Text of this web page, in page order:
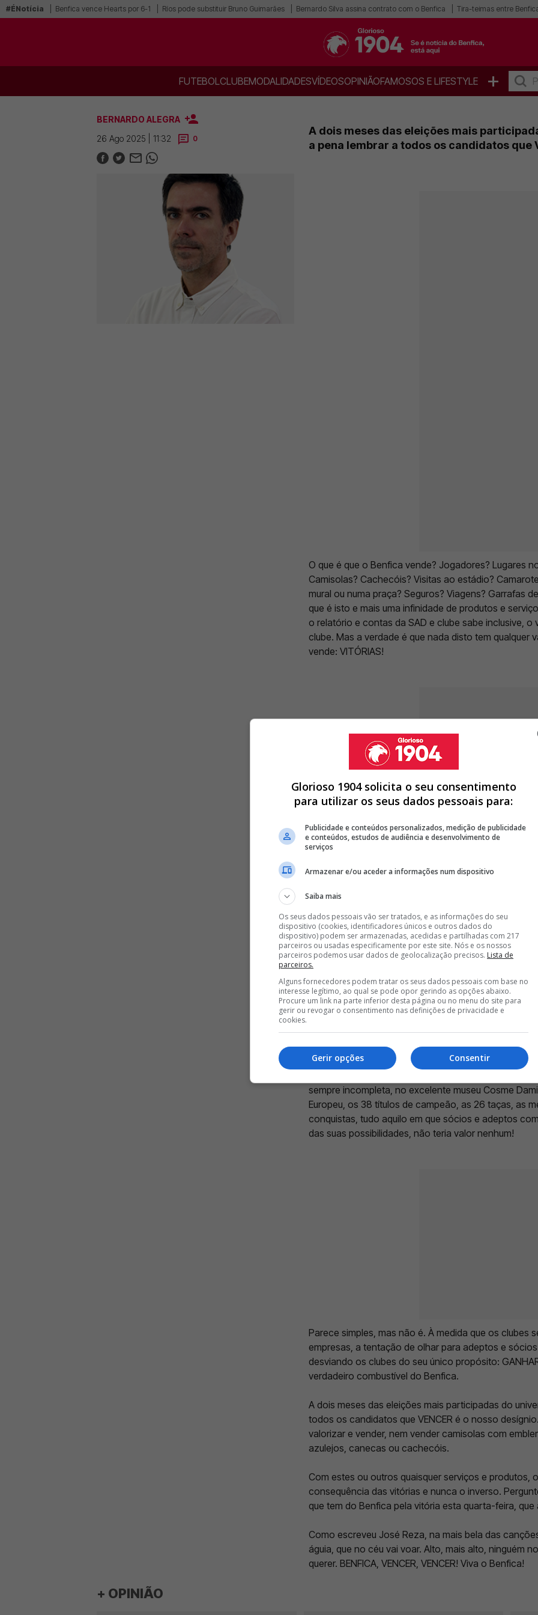
#ÉNotícia Benfica vence Hearts por 6-1 Ríos pode substituir Bruno Guimarães Bernardo Silva assina contrato com o Benfica Tira-teimas entre
FUTEBOLCLUBEMODALIDADESVÍDEOSOPINIÃOFAMOSOS E LIFESTYLE +
BERNARDO ALEGRA
26 Ago 2025 | 11:32
0
A dois meses das eleições mais
a pena lembrar a todos os candidatos que
O que é que o Benfica vende? Jogadores? Lugares
Camisolas? Cachecóis? Visitas ao estádio?
mural ou numa praça? Seguros? Viagens? Garrafas
que é isto e mais uma infinidade de produtos e
o relatório e contas da SAD e clube sabe inclusive,
clube. Mas a verdade é que nada disto tem qualquer
vende: VITÓRIAS!
O que faz o Benfica o maior clube português e um
único contruído ao longo de mais de 120 anos de
sempre incompleta, no excelente museu Cosme
Europeu, os 38 títulos de campeão, as 26 taças, as
conquistas, tudo aquilo em que sócios e adeptos
das suas possibilidades, não teria valor nenhum!
Parece simples, mas não é. À medida que os clubes
empresas, a tentação de olhar para adeptos e
desviando os clubes do seu único propósito:
verdadeiro combustível do Benfica.
A dois meses das eleições mais participadas do
todos os candidatos que VENCER é o nosso
valorizar e vender, nem vender camisolas com
azulejos, canecas ou cachecóis.
Com estes ou outros quaisquer serviços e produtos,
consequência das vitórias e nunca o inverso.
que tem do Benfica pela vitória esta quarta-feira, que
Como escreveu José Reza, na mais bela das
águia, que no céu vai voar. Alto, mais alto, ninguém
querer. BENFICA, VENCER, VENCER! Viva o Benfica!
+ OPINIÃO
Glorioso 1904 solicita o seu consentimento
para utilizar os seus dados pessoais para:
Publicidade e conteúdos personalizados, medição de publicidade
e conteúdos, estudos de audiência e desenvolvimento de
serviços
Armazenar e/ou aceder a informações num dispositivo
Saiba mais
Os seus dados pessoais vão ser tratados, e as informações do seu
dispositivo (cookies, identificadores únicos e outros dados do
dispositivo) podem ser armazenadas, acedidas e partilhadas com 217
parceiros ou usadas especificamente por este site. Nós e os nossos
parceiros podemos usar dados de geolocalização precisos. Lista de
parceiros.
Alguns fornecedores podem tratar os seus dados pessoais com base no
interesse legítimo, ao qual se pode opor gerindo as opções abaixo.
Procure um link na parte inferior desta página ou no menu do site para
gerir ou revogar o consentimento nas definições de privacidade e
cookies.
Consentir
Gerir opções